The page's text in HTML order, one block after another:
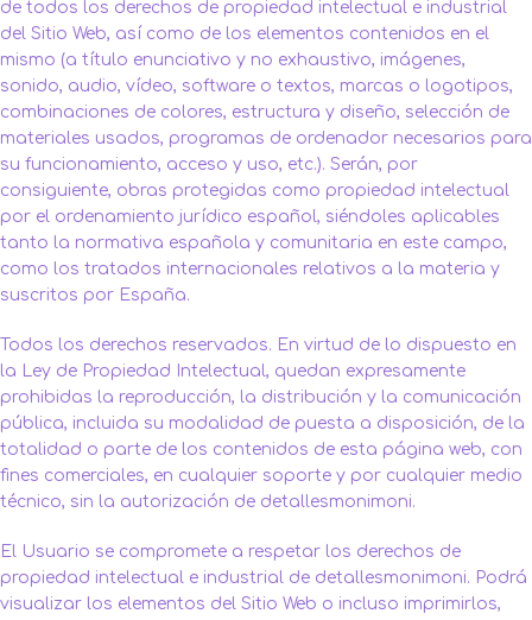
de todos los derechos de propiedad intelectual e industrial
del Sitio Web, así como de los elementos contenidos en el
mismo (a título enunciativo y no exhaustivo, imágenes,
sonido, audio, vídeo, software o textos, marcas o logotipos,
combinaciones de colores, estructura y diseño, selección de
materiales usados, programas de ordenador necesarios para
su funcionamiento, acceso y uso, etc.). Serán, por
consiguiente, obras protegidas como propiedad intelectual
por el ordenamiento jurídico español, siéndoles aplicables
tanto la normativa española y comunitaria en este campo,
como los tratados internacionales relativos a la materia y
suscritos por España.
Todos los derechos reservados. En virtud de lo dispuesto en
la Ley de Propiedad Intelectual, quedan expresamente
prohibidas la reproducción, la distribución y la comunicación
pública, incluida su modalidad de puesta a disposición, de la
totalidad o parte de los contenidos de esta página web, con
fines comerciales, en cualquier soporte y por cualquier medio
técnico, sin la autorización de detallesmonimoni.
El Usuario se compromete a respetar los derechos de
propiedad intelectual e industrial de detallesmonimoni. Podrá
visualizar los elementos del Sitio Web o incluso imprimirlos,